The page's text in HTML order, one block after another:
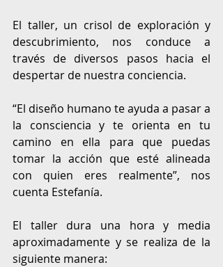
El taller, un crisol de exploración y
descubrimiento, nos conduce a
través de diversos pasos hacia el
despertar de nuestra conciencia.
“El diseño humano te ayuda a pasar a
la consciencia y te orienta en tu
camino en ella para que puedas
tomar la acción que esté alineada
con quien eres realmente”, nos
cuenta Estefanía.
El taller dura una hora y media
aproximadamente y se realiza de la
siguiente manera: